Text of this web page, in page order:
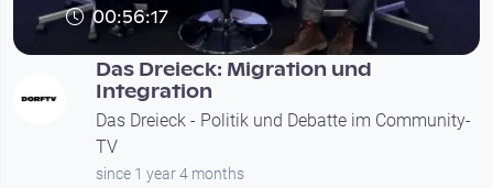
00:56:17
Das Dreieck: Migration und
Integration
Das Dreieck - Politik und Debatte im Community-
TV
since 1 year 4 months